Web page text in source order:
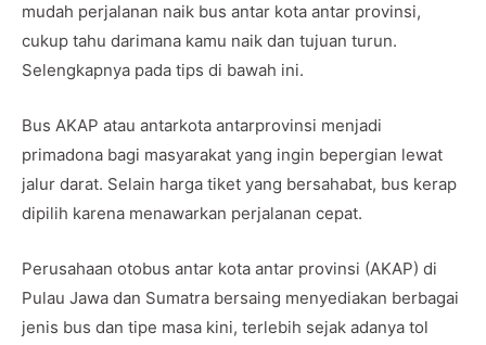
mudah perjalanan naik bus antar kota antar provinsi,
cukup tahu darimana kamu naik dan tujuan turun.
Selengkapnya pada tips di bawah ini.
Bus AKAP atau antarkota antarprovinsi menjadi
primadona bagi masyarakat yang ingin bepergian lewat
jalur darat. Selain harga tiket yang bersahabat, bus kerap
dipilih karena menawarkan perjalanan cepat.
Perusahaan otobus antar kota antar provinsi (AKAP) di
Pulau Jawa dan Sumatra bersaing menyediakan berbagai
jenis bus dan tipe masa kini, terlebih sejak adanya tol